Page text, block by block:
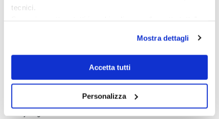
tecnici.
Se vuoi saperne di più consulta laprivacy policye la
Mostra dettagli
Accetta tutti
Personalizza
Verified buyer
Perfetto
Verified buyer